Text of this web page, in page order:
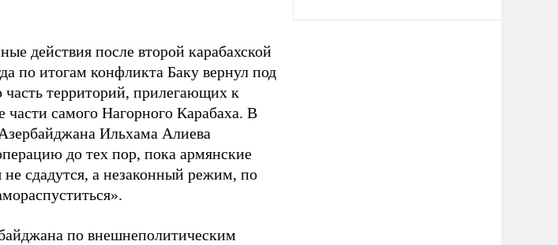
действия после второй карабахской
по итогам конфликта Баку вернул под
часть территорий, прилегающих к
части самого Нагорного Карабаха. В
Ильхама Алиева
до тех пор, пока армянские
сдадутся, а незаконный режим, по
по внешнеполитическим